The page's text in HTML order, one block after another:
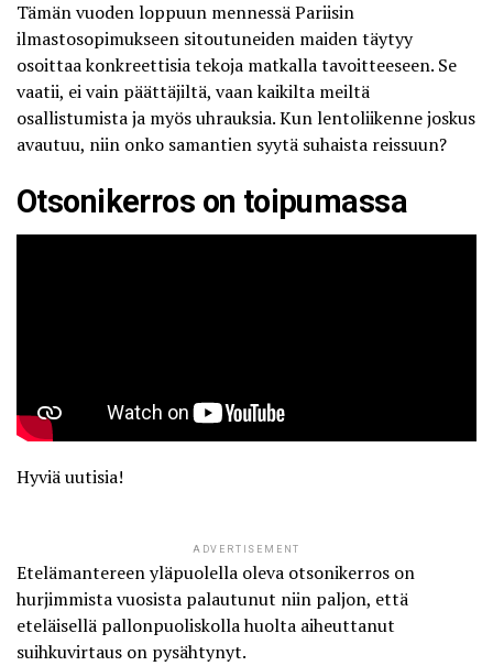
Tämän vuoden loppuun mennessä Pariisin
ilmastosopimukseen sitoutuneiden maiden täytyy
osoittaa konkreettisia tekoja matkalla tavoitteeseen. Se
vaatii, ei vain päättäjiltä, vaan kaikilta meiltä
osallistumista ja myös uhrauksia. Kun lentoliikenne joskus
avautuu, niin onko samantien syytä suhaista reissuun?
Otsonikerros on toipumassa
Hyviä uutisia!
ADVERTISEMENT
Etelämantereen yläpuolella oleva otsonikerros on
hurjimmista vuosista palautunut niin paljon, että
eteläisellä pallonpuoliskolla huolta aiheuttanut
suihkuvirtaus on pysähtynyt.